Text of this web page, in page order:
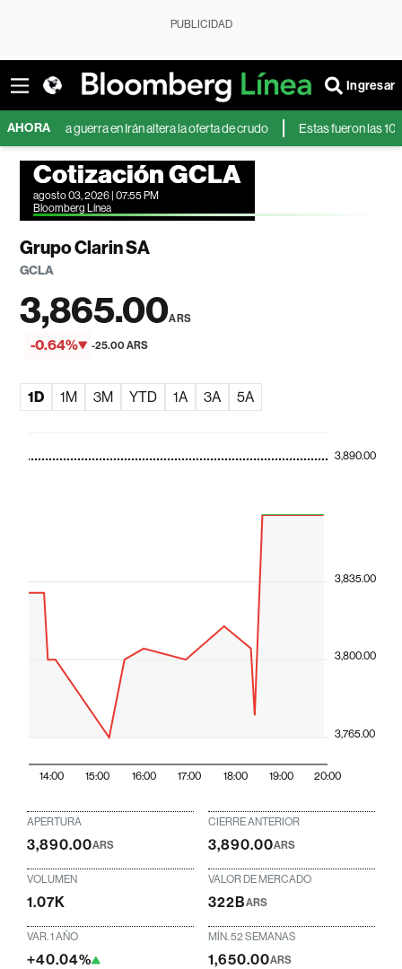
PUBLICIDAD
Ingresar
AHORA
la guerra en Irán altera la oferta de crudo Estas fueron las 10
Cotización GCLA
agosto 03, 2026 | 07:55 PM
Bloomberg Línea
Grupo Clarin SA
GCLA
3,865.00ARS
-0.64% -25.00 ARS
1D 1M 3M YTD 1A 3A 5A
14:00 15:00 16:00 17:00 18:00 19:00 20:00
3,765.00
3,800.00
3,835.00
3,890.00
APERTURA
3,890.00ARS
CIERRE ANTERIOR
3,890.00ARS
VOLUMEN
1.07K
VALOR DE MERCADO
322BARS
VAR. 1 AÑO
+40.04%
MÍN. 52 SEMANAS
1,650.00ARS